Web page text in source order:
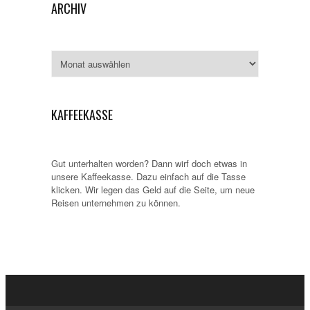
ARCHIV
KAFFEEKASSE
Gut unterhalten worden? Dann wirf doch etwas in
unsere Kaffeekasse. Dazu einfach auf die Tasse
klicken. Wir legen das Geld auf die Seite, um neue
Reisen unternehmen zu können.